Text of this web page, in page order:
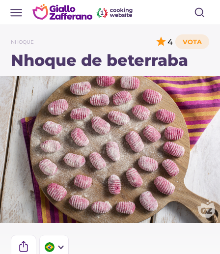
NHOQUE
Nhoque de beterraba
4